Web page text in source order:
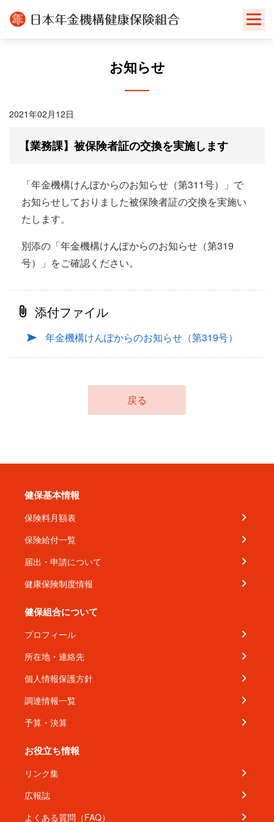
お知らせ
2021年02月12日
【業務課】被保険者証の交換を実施します
「年金機構けんぽからのお知らせ（第311号）」で
お知らせしておりました被保険者証の交換を実施い
たします。
別添の「年金機構けんぽからのお知らせ（第319
号）」をご確認ください。
添付ファイル
年金機構けんぽからのお知らせ（第319号）
戻る
健保基本情報
保険料月額表
保険給付一覧
届出・申請について
健康保険制度情報
健保組合について
プロフィール
所在地・連絡先
個人情報保護方針
調達情報一覧
予算・決算
お役立ち情報
リンク集
広報誌
よくある質問（FAQ）